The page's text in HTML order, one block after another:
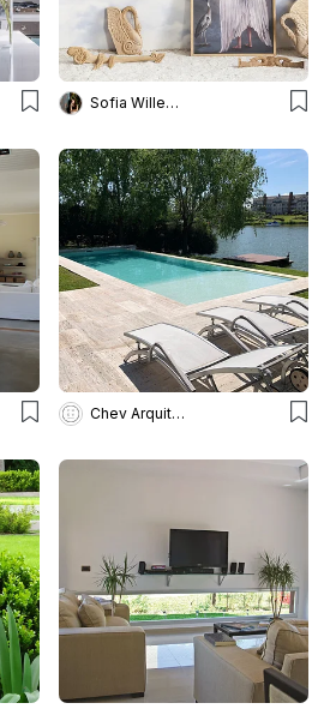
Sofia Willemoës
Chev Arquitectura